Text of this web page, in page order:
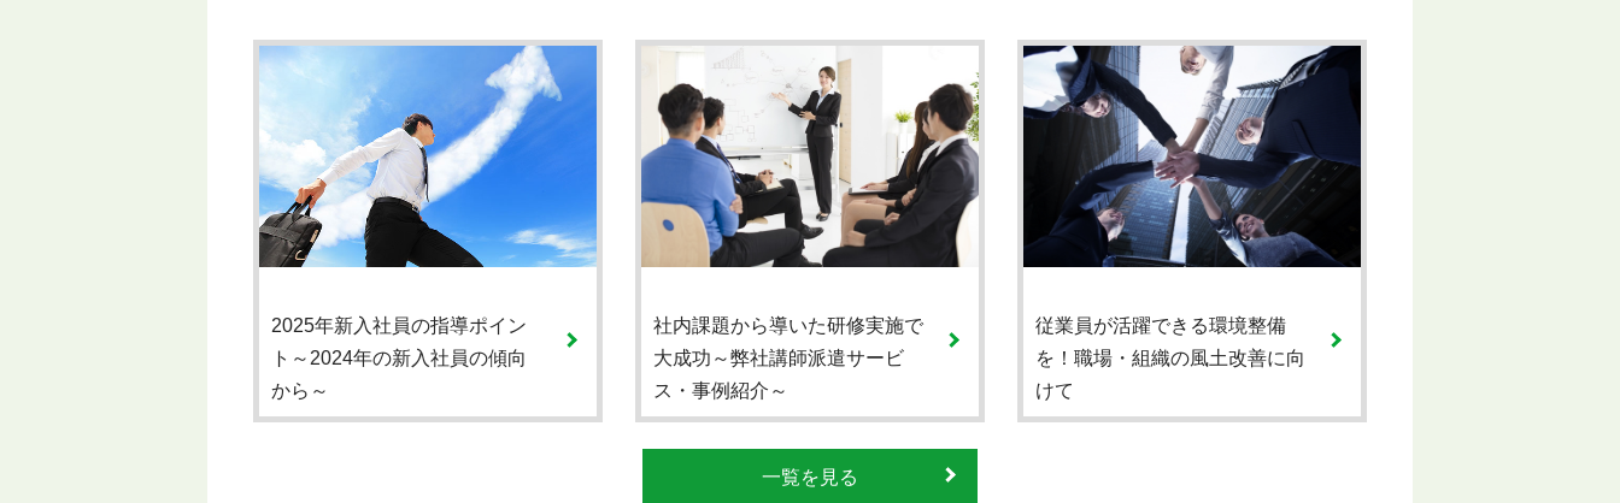
2025年新入社員の指導ポイン
ト～2024年の新入社員の傾向
から～
社内課題から導いた研修実施で
大成功～弊社講師派遣サービ
ス・事例紹介～
従業員が活躍できる環境整備
を！職場・組織の風土改善に向
けて
一覧を見る